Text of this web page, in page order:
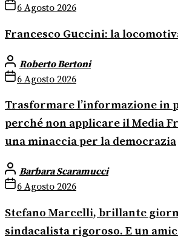
6 Agosto 2026
Francesco Guccini: la
Roberto Bertoni
6 Agosto 2026
Trasformare l’informazione in
perché non applicare il Media
una minaccia per la democrazia
Barbara Scaramucci
6 Agosto 2026
Stefano Marcelli, brillante
sindacalista rigoroso. E un